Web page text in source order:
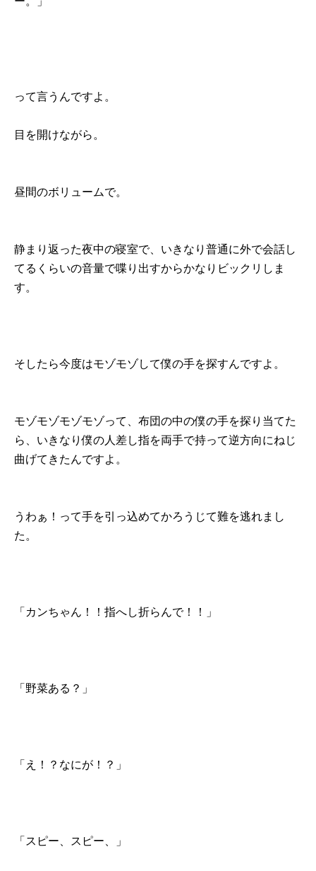
って言うんですよ。
目を開けながら。
昼間のボリュームで。
静まり返った夜中の寝室で、いきなり普通に外で会話し
てるくらいの音量で喋り出すからかなりビックリしま
す。
そしたら今度はモゾモゾして僕の手を探すんですよ。
モゾモゾモゾモゾって、布団の中の僕の手を探り当てた
ら、いきなり僕の人差し指を両手で持って逆方向にねじ
曲げてきたんですよ。
うわぁ！って手を引っ込めてかろうじて難を逃れまし
た。
「カンちゃん！！指へし折らんで！！」
「野菜ある？」
「え！？なにが！？」
「スピー、スピー、」